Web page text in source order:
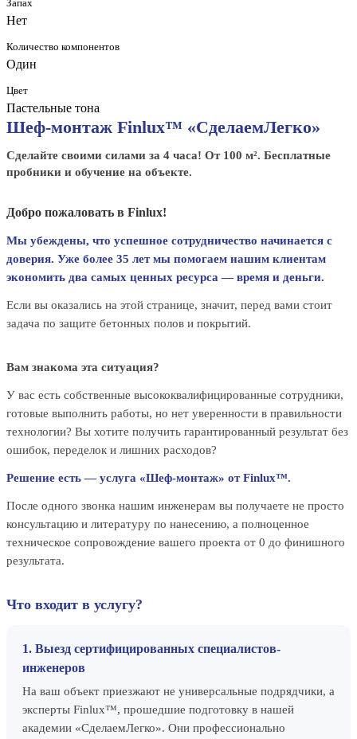
Запах
Нет
Количество компонентов
Один
Цвет
Пастельные тона
Шеф-монтаж Finlux™ «СделаемЛегко»
Сделайте своими силами за 4 часа! От 100 м². Бесплатные
пробники и обучение на объекте.
Добро пожаловать в Finlux!
Мы убеждены, что успешное сотрудничество начинается с
доверия. Уже более 35 лет мы помогаем нашим клиентам
экономить два самых ценных ресурса — время и деньги.
Если вы оказались на этой странице, значит, перед вами стоит
задача по защите бетонных полов и покрытий.
Вам знакома эта ситуация?
У вас есть собственные высококвалифицированные сотрудники,
готовые выполнить работы, но нет уверенности в правильности
технологии? Вы хотите получить гарантированный результат без
ошибок, переделок и лишних расходов?
Решение есть — услуга «Шеф-монтаж» от Finlux™.
После одного звонка нашим инженерам вы получаете не просто
консультацию и литературу по нанесению, а полноценное
техническое сопровождение вашего проекта от 0 до финишного
результата.
Что входит в услугу?
1. Выезд сертифицированных специалистов-
инженеров
На ваш объект приезжают не универсальные подрядчики, а
эксперты Finlux™, прошедшие подготовку в нашей
академии «СделаемЛегко». Они профессионально